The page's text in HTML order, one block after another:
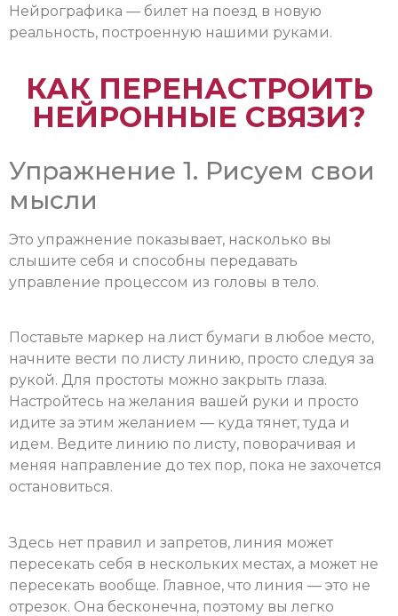
Нейрографика — билет на поезд в новую
реальность, построенную нашими руками.
КАК ПЕРЕНАСТРОИТЬ
НЕЙРОННЫЕ СВЯЗИ?
Упражнение 1. Рисуем свои
мысли
Это упражнение показывает, насколько вы
слышите себя и способны передавать
управление процессом из головы в тело.
Поставьте маркер на лист бумаги в любое место,
начните вести по листу линию, просто следуя за
рукой. Для простоты можно закрыть глаза.
Настройтесь на желания вашей руки и просто
идите за этим желанием — куда тянет, туда и
идем. Ведите линию по листу, поворачивая и
меняя направление до тех пор, пока не захочется
остановиться.
Здесь нет правил и запретов, линия может
пересекать себя в нескольких местах, а может не
пересекать вообще. Главное, что линия — это не
отрезок. Она бесконечна, поэтому вы легко